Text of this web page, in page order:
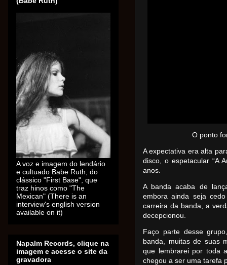
O ponto
A expectativa era alta
disco, o espetacular “A
anos.
A banda acaba de
embora ainda seja
carreira da banda, a
decepcionou.
Faço parte desse
banda, muitas de suas
que lembrarei por toda
chegou a ser uma tarefa
A voz e imagem do lendário
e cultuado Babe Ruth, do
clássico "First Base", que
traz hinos como "The
Mexican" (There is an
interview's english version
available on it)
Napalm Records, clique na
imagem e acesse o site da
gravadora